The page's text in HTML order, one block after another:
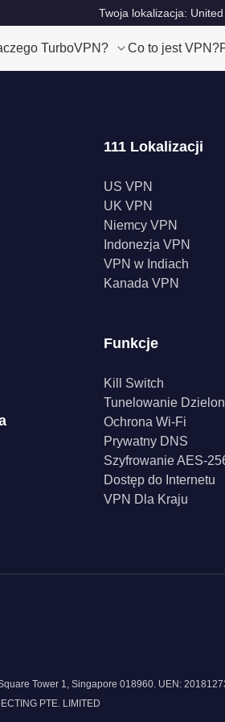
Twoja lokalizacja:
TurboVPN? Co to jest VPN?
111 Lokalizacji
US VPN
UK VPN
Niemcy VPN
Indonezja VPN
VPN w Indiach
Kanada VPN
Funkcje
Kill Switch
Tunelowanie
Ochrona Wi-Fi
Prywatny DNS
Szyfrowanie AES-
Dostęp do Internetu
VPN Dla Kraju
Tower 1, Singapore 018960. UEN:
PTE. LIMITED